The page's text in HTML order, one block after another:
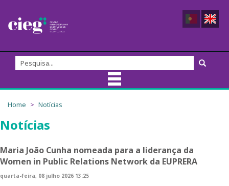
Equipa do CIEG
Membros
Home Notícias
Notícias
Maria João Cunha nomeada para a liderança da
Women in Public Relations Network da EUPRERA
quarta-feira, 08 julho 2026 13:25